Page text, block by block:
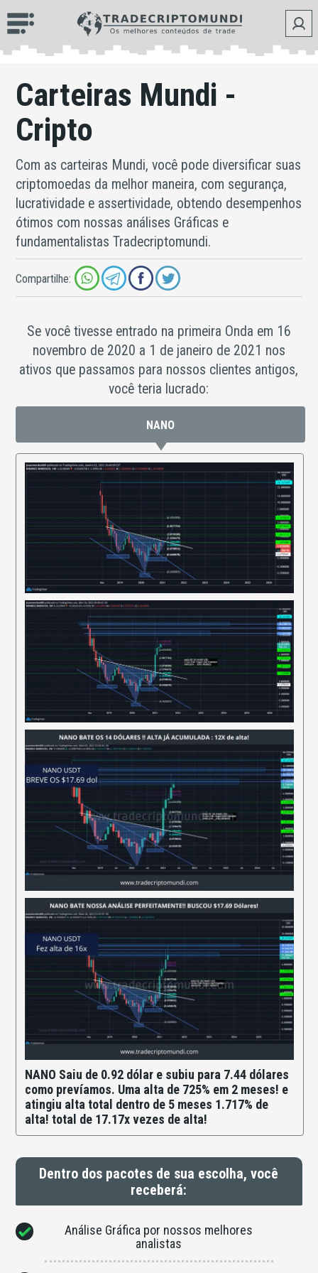
Carteiras Mundi -
Cripto
Com as carteiras Mundi, você pode diversificar suas
criptomoedas da melhor maneira, com segurança,
lucratividade e assertividade, obtendo desempenhos
ótimos com nossas análises Gráficas e
fundamentalistas Tradecriptomundi.
Compartilhe:
Se você tivesse entrado na primeira Onda em 16
novembro de 2020 a 1 de janeiro de 2021 nos
ativos que passamos para nossos clientes antigos,
você teria lucrado:
NANO
NANO Saiu de 0.92 dólar e subiu para 7.44 dólares
como prevíamos. Uma alta de 725% em 2 meses! e
atingiu alta total dentro de 5 meses 1.717% de
alta! total de 17.17x vezes de alta!
Dentro dos pacotes de sua escolha, você
receberá:
Análise Gráfica por nossos melhores
analistas